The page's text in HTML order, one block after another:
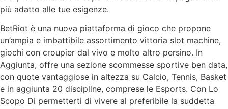
più adatto alle tue esigenze.
BetRiot è una nuova piattaforma di gioco che propone
un’ampia e imbattibile assortimento vittoria slot machine,
giochi con croupier dal vivo e molto altro persino. In
Aggiunta, offre una sezione scommesse sportive ben data,
con quote vantaggiose in altezza su Calcio, Tennis, Basket
e in aggiunta 20 discipline, comprese le Esports. Con Lo
Scopo Di permetterti di vivere al preferibile la suddetta